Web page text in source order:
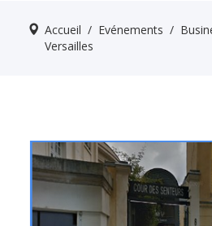
Accueil / Evénements /
Versailles